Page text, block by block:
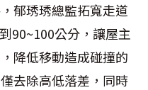
郁琇琇總監拓寬走道
90~100公分，讓屋主
降低移動造成碰撞的
去除高低落差，同時